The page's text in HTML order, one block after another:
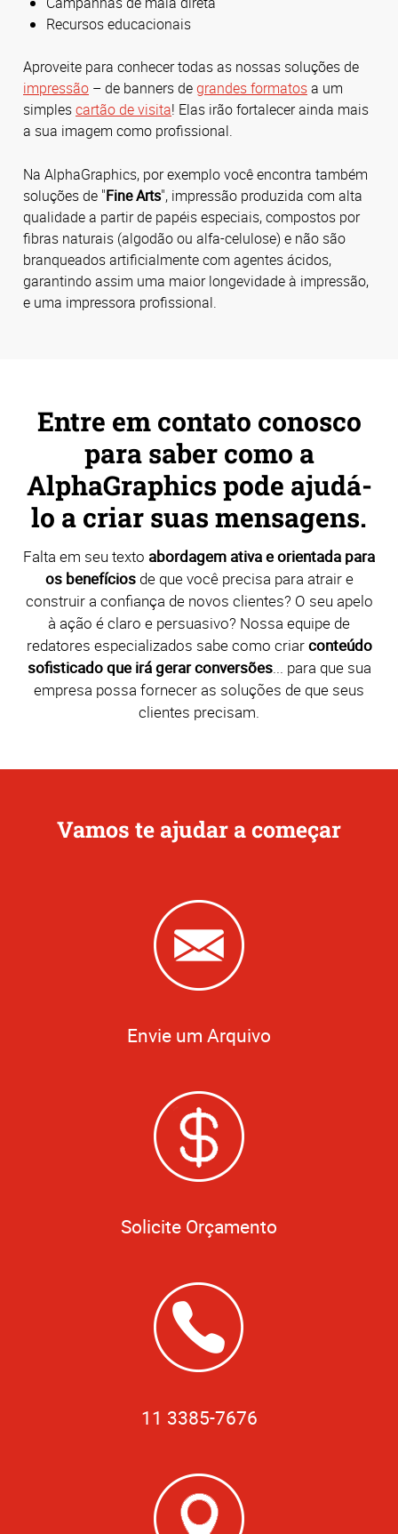
Recursos educacionais
Aproveite para conhecer todas as nossas soluções de
impressão – de banners degrandes formatosa um
simplescartão de visita! Elas irão fortalecer ainda mais
a sua imagem como profissional.
Na AlphaGraphics, por exemplo você encontra também
soluções de "Fine Arts", impressão produzida com alta
qualidade a partir de papéis especiais, compostos por
fibras naturais (algodão ou alfa-celulose) e não são
branqueados artificialmente com agentes ácidos,
garantindo assim uma maior longevidade à impressão,
e uma impressora profissional.
Entre em contato conosco
para saber como a
AlphaGraphics pode ajudá-
lo a criar suas mensagens.
Falta em seu texto abordagem ativa e orientada para
os benefíciosde que você precisa para atrair e
construir a confiança de novos clientes? O seu apelo
à ação é claro e persuasivo? Nossa equipe de
redatores especializados sabe como criarconteúdo
sofisticado que irá gerar conversões... para que sua
empresa possa fornecer as soluções de que seus
clientes precisam.
Vamos te ajudar a começar
Envie um Arquivo
Solicite Orçamento
11 3385-7676